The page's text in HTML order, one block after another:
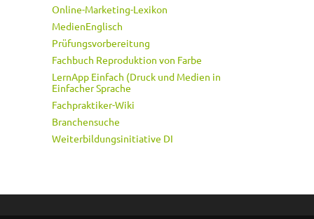
Online-Marketing-Lexikon
MedienEnglisch
Prüfungsvorbereitung
Fachbuch Reproduktion von Farbe
LernApp Einfach (Druck und Medien in
Einfacher Sprache
Fachpraktiker-Wiki
Branchensuche
Weiterbildungsinitiative DI